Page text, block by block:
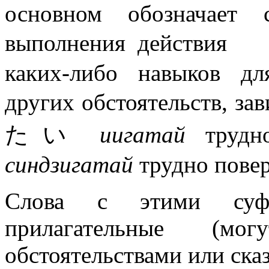
основном обозначает
выполнения действия
каких-либо навыков
других обстоятельств,
たい иигатай
синдзигатай трудно
Слова с этими
прилагательные
обстоятельствами или